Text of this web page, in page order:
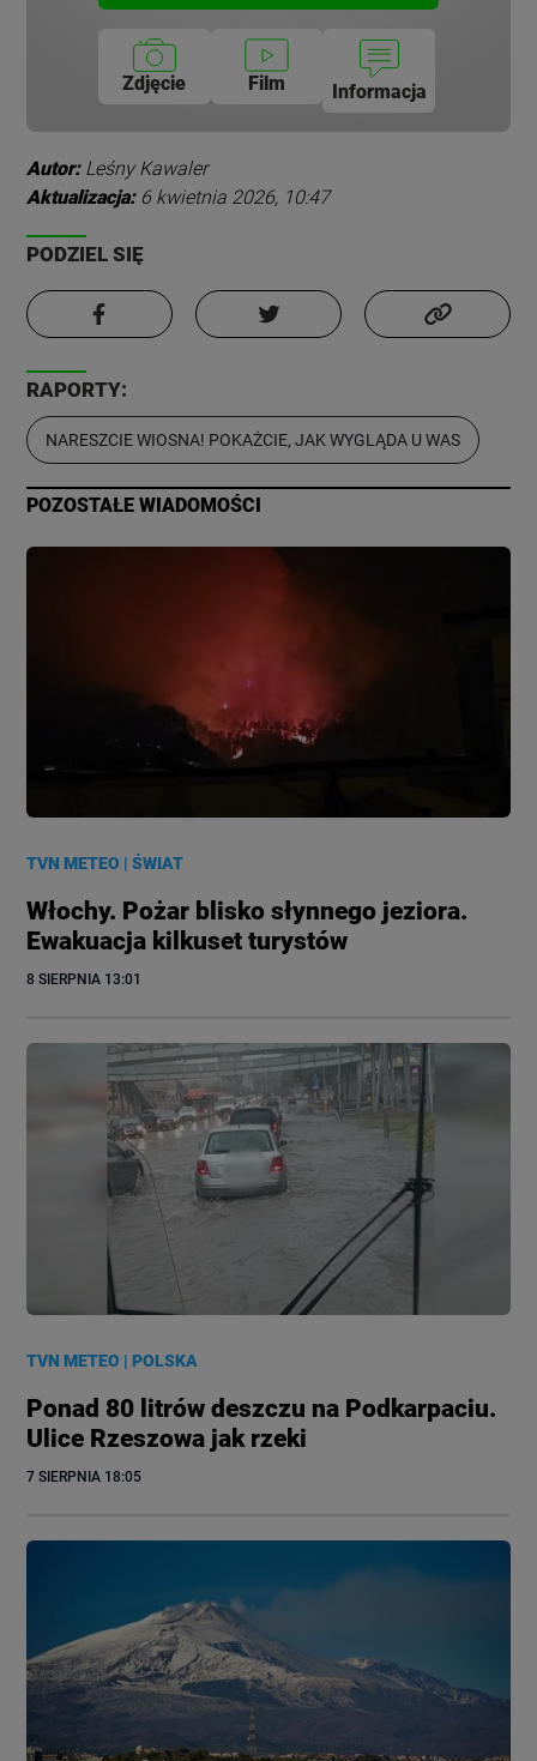
Zdjęcie Film Informacja
Autor: Leśny Kawaler
Aktualizacja: 6 kwietnia 2026, 10:47
PODZIEL SIĘ
RAPORTY:
NARESZCIE WIOSNA! POKAŻCIE, JAK WYGLĄDA U WAS
POZOSTAŁE WIADOMOŚCI
TVN METEO |ŚWIAT
Włochy. Pożar blisko słynnego jeziora.
Ewakuacja kilkuset turystów
8 SIERPNIA 13:01
TVN METEO |POLSKA
Ponad 80 litrów deszczu na Podkarpaciu.
Ulice Rzeszowa jak rzeki
7 SIERPNIA 18:05